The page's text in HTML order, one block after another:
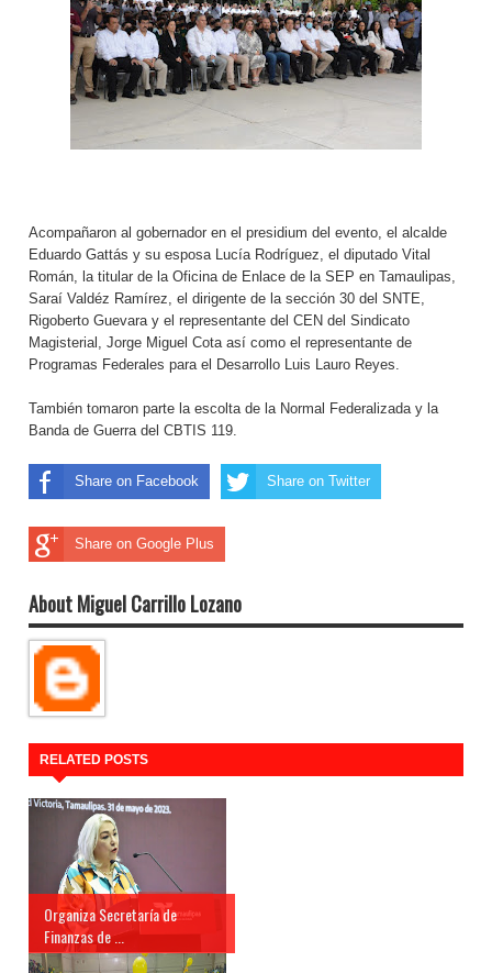
Acompañaron al gobernador en el presidium del evento, el alcalde
Eduardo Gattás y su esposa Lucía Rodríguez, el diputado Vital
Román, la titular de la Oficina de Enlace de la SEP en Tamaulipas,
Saraí Valdéz Ramírez, el dirigente de la sección 30 del SNTE,
Rigoberto Guevara y el representante del CEN del Sindicato
Magisterial, Jorge Miguel Cota así como el representante de
Programas Federales para el Desarrollo Luis Lauro Reyes.
También tomaron parte la escolta de la Normal Federalizada y la
Banda de Guerra del CBTIS 119.
Share on Facebook Share on Twitter
Share on Google Plus
About Miguel Carrillo Lozano
RELATED POSTS
Organiza Secretaría de
Finanzas de ...